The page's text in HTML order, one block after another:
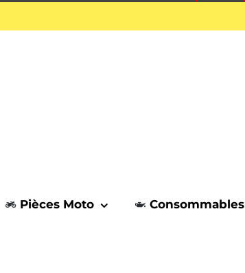
1 septembre.
Pièces Moto Consommables